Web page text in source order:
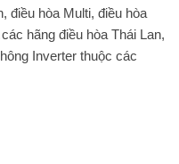
điều hòa Multi, điều hòa
hãng điều hòa Thái Lan,
Inverter thuộc các